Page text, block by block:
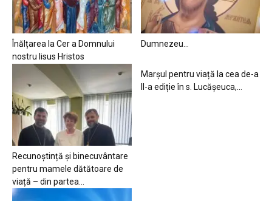
Înălțarea la Cer a Domnului
nostru Iisus Hristos
Dumnezeu…
Recunoștință și binecuvântare
pentru mamele dătătoare de
viață – din partea...
Marșul pentru viață la cea de-a
II-a ediție în s. Lucășeuca,...